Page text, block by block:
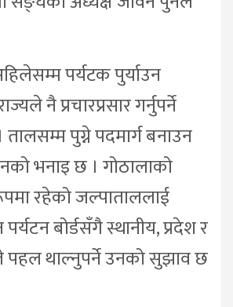
पर्यटक पुर्याउन
नै प्रचारप्रसार गर्नुपर्ने
पुग्ने पदमार्ग बनाउन
भनाइ छ । गोठालाको
रहेको जल्पाताललाई
बोर्डसँगै स्थानीय, प्रदेश र
थाल्नुपर्ने उनको सुझाव छ